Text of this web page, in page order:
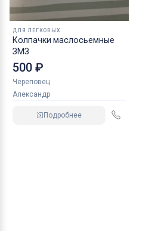
ДЛЯ ЛЕГКОВЫХ
Колпачки маслосьемные
ЗМЗ
500 ₽
Череповец
Александр
Подробнее